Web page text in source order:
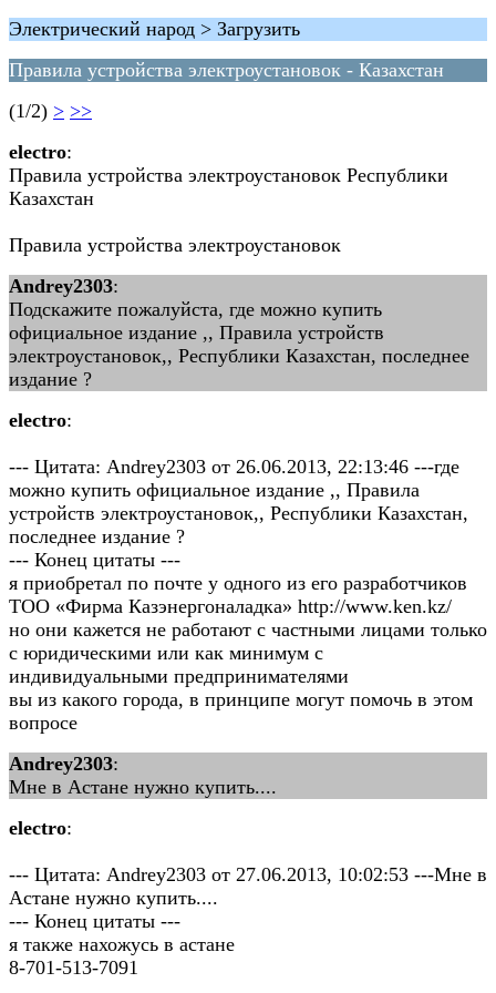
Электрический народ > Загрузить
Правила устройства электроустановок - Казахстан
(1/2) > >>
electro:
Правила устройства электроустановок Республики
Казахстан
Правила устройства электроустановок
Andrey2303:
Подскажите пожалуйста, где можно купить
официальное издание ,, Правила устройств
электроустановок,, Республики Казахстан, последнее
издание ?
electro:
--- Цитата: Andrey2303 от 26.06.2013, 22:13:46 ---где
можно купить официальное издание ,, Правила
устройств электроустановок,, Республики Казахстан,
последнее издание ?
--- Конец цитаты ---
я приобретал по почте у одного из его разработчиков
ТОО «Фирма Казэнергоналадка» http://www.ken.kz/
но они кажется не работают с частными лицами только
с юридическими или как минимум с
индивидуальными предпринимателями
вы из какого города, в принципе могут помочь в этом
вопросе
Andrey2303:
Мне в Астане нужно купить....
electro:
--- Цитата: Andrey2303 от 27.06.2013, 10:02:53 ---Мне в
Астане нужно купить....
--- Конец цитаты ---
я также нахожусь в астане
8-701-513-7091